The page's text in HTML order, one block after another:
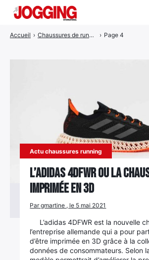
Accueil › Chaussures de running dynamiques › Page 4
Actu chaussures running
L’Adidas 4DFWR ou la
imprimée en 3D
Par gmartine , le 5 mai 2021
L’adidas 4DFWR est la nouvelle
l’entreprise allemande qui a pour
d’être imprimée en 3D grâce à la
données de consommateurs. Selon
Actualités
Entraînement
CALENDRIER
COURSES
Élément
de Élément